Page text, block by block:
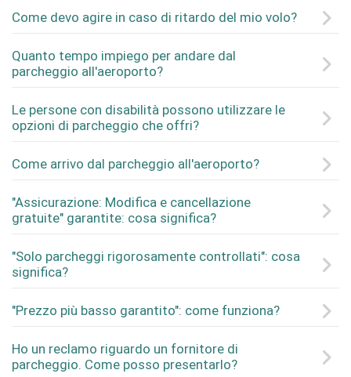
Come devo agire in caso di ritardo del mio volo?
Quanto tempo impiego per andare dal
parcheggio all'aeroporto?
Le persone con disabilità possono utilizzare le
opzioni di parcheggio che offri?
Come arrivo dal parcheggio all'aeroporto?
"Assicurazione: Modifica e cancellazione
gratuite" garantite: cosa significa?
"Solo parcheggi rigorosamente controllati": cosa
significa?
"Prezzo più basso garantito": come funziona?
Ho un reclamo riguardo un fornitore di
parcheggio. Come posso presentarlo?